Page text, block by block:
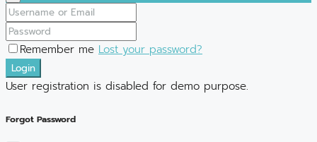
Remember me Lost your password?
Login
User registration is disabled for demo purpose.
Forgot Password